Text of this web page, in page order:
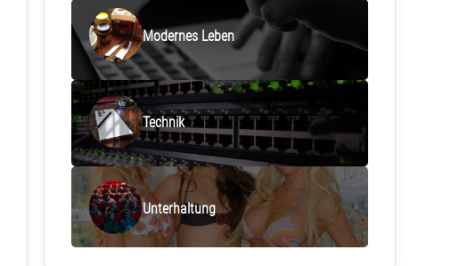
Modernes Leben
Technik
Unterhaltung